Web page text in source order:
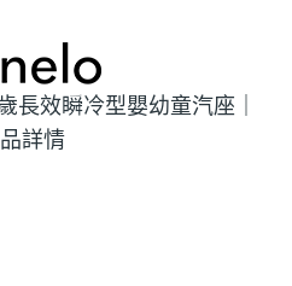
長效瞬冷型嬰幼童汽座｜
詳情